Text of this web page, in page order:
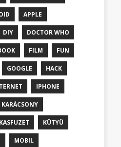
APPLE
DIY DOCTOR WHO
FILM FUN
GOOGLE HACK
IPHONE
KARÁCSONY
KÜTYÜ
MOBIL